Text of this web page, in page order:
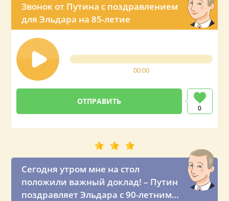
Звонок от Путина с поздравлением
для Эльдара на 85-летие
00:00
0
Сегодня утром мне на стол
положили важный доклад! – Путин
поздравляет Эльдара с 90-летним